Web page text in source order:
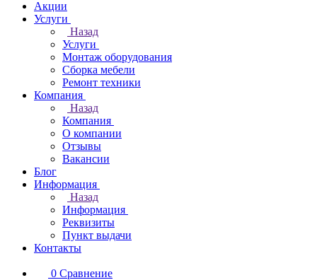
Акции
Услуги
Назад
Услуги
Монтаж оборудования
Сборка мебели
Ремонт техники
Компания
Назад
Компания
О компании
Отзывы
Вакансии
Блог
Информация
Назад
Информация
Реквизиты
Пункт выдачи
Контакты
0 Сравнение